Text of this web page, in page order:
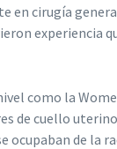
en cirugía
experiencia
como la
de cuello
ocupaban de